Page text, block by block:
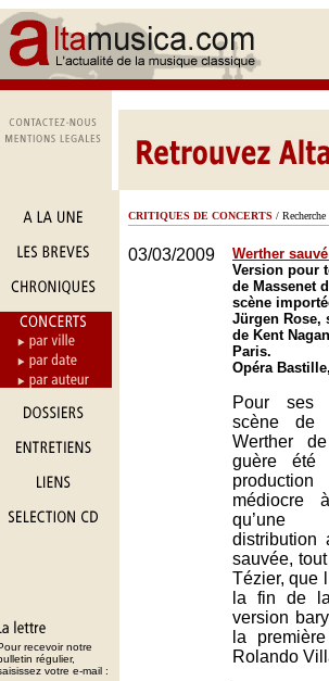
recevoir notre
régulier,
votre e-mail :
CRITIQUES DE CONCERTS / Recherche
03/03/2009
Werther
Version pour
de Massenet
scène
Jürgen Rose,
de Kent
Paris.
Opéra
Pour ses
scène de
Werther
guère été
médiocre
qu’une
distribution
sauvée,
Tézier, que
la fin de
version
la
Rolando